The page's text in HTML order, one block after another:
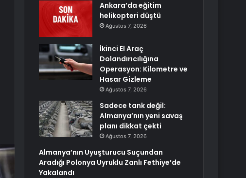
Ankara’da eğitim
helikopteri düştü
Ağustos 7, 2026
İkinci El Araç
Dolandırıcılığına
Operasyon: Kilometre ve
Hasar Gizleme
Ağustos 7, 2026
Sadece tank değil:
Almanya’nın yeni savaş
planı dikkat çekti
Ağustos 7, 2026
Almanya’nın Uyuşturucu Suçundan
Aradığı Polonya Uyruklu Zanlı Fethiye’de
Yakalandı